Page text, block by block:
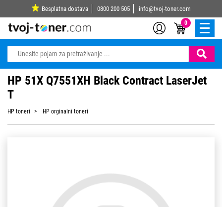
Besplatna dostava 0800 200 505 info@tvoj-toner.com
0
HP 51X Q7551XH Black Contract LaserJet
T
HP toneri HP orginalni toneri